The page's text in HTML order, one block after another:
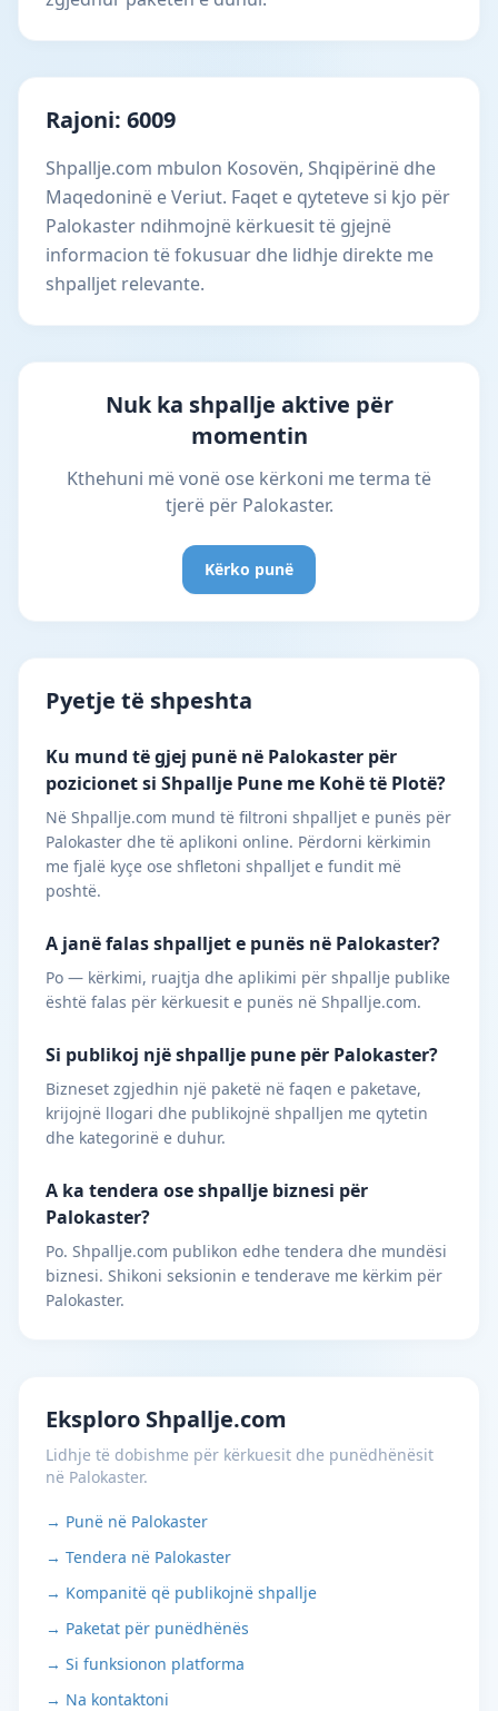
Rajoni: 6009
Shpallje.com mbulon Kosovën, Shqipërinë dhe
Maqedoninë e Veriut. Faqet e qyteteve si kjo për
Palokaster ndihmojnë kërkuesit të gjejnë
informacion të fokusuar dhe lidhje direkte me
shpalljet relevante.
Nuk ka shpallje aktive për
momentin
Kthehuni më vonë ose kërkoni me terma të
tjerë për Palokaster.
Kërko punë
Pyetje të shpeshta
Ku mund të gjej punë në Palokaster për
pozicionet si Shpallje Pune me Kohë të Plotë?
Në Shpallje.com mund të filtroni shpalljet e punës për
Palokaster dhe të aplikoni online. Përdorni kërkimin
me fjalë kyçe ose shfletoni shpalljet e fundit më
poshtë.
A janë falas shpalljet e punës në Palokaster?
Po — kërkimi, ruajtja dhe aplikimi për shpallje publike
është falas për kërkuesit e punës në Shpallje.com.
Si publikoj një shpallje pune për Palokaster?
Bizneset zgjedhin një paketë në faqen e paketave,
krijojnë llogari dhe publikojnë shpalljen me qytetin
dhe kategorinë e duhur.
A ka tendera ose shpallje biznesi për
Palokaster?
Po. Shpallje.com publikon edhe tendera dhe mundësi
biznesi. Shikoni seksionin e tenderave me kërkim për
Palokaster.
Eksploro Shpallje.com
Lidhje të dobishme për kërkuesit dhe punëdhënësit
në Palokaster.
→ Punë në Palokaster
→ Tendera në Palokaster
→ Kompanitë që publikojnë shpallje
→ Paketat për punëdhënës
→ Si funksionon platforma
→ Na kontaktoni